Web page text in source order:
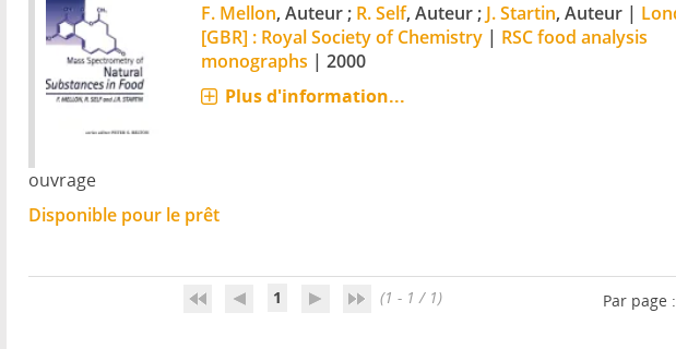
ouvrage
F. Mellon, Auteur ; R. Self, Auteur ; J. Startin, Auteur |
[GBR] : Royal Society of Chemistry| RSC food analysis
monographs | 2000
Plus d'information...
Disponible pour le prêt
1 (1 - 1 / 1) Par page :